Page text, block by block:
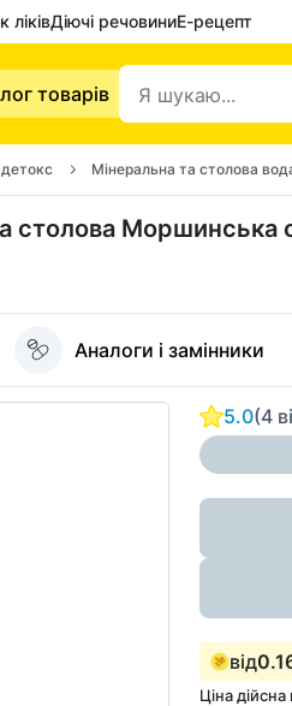
ліківДіючі речовиниЕ-рецепт
товарів
Мінеральна та столова
столова Моршинська
Аналоги і замінники
5.0(4
від
Ціна